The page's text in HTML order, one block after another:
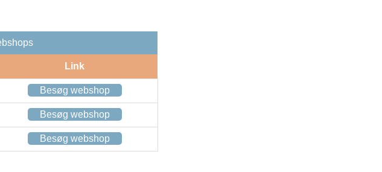
Link
Besøg webshop
Besøg webshop
Besøg webshop